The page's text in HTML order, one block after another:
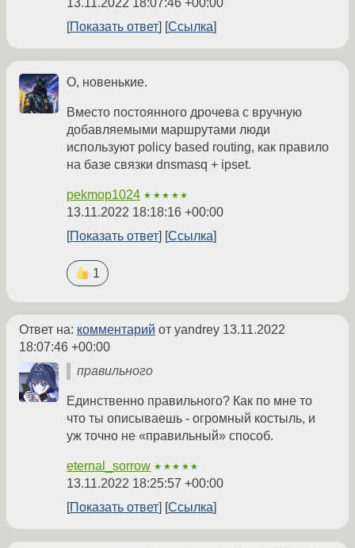
13.11.2022 18:07:46 +00:00
Показать ответ
Ссылка
О, новенькие.
Вместо постоянного дрочева с вручную
добавляемыми маршрутами люди
используют policy based routing, как правило
на базе связки dnsmasq + ipset.
pekmop1024 ★★★★★
13.11.2022 18:18:16 +00:00
Показать ответ
Ссылка
1
Ответ на: комментарий от yandrey 13.11.2022
18:07:46 +00:00
правильного
Единственно правильного? Как по мне то
что ты описываешь - огромный костыль, и
уж точно не «правильный» способ.
eternal_sorrow ★★★★★
13.11.2022 18:25:57 +00:00
Показать ответ
Ссылка